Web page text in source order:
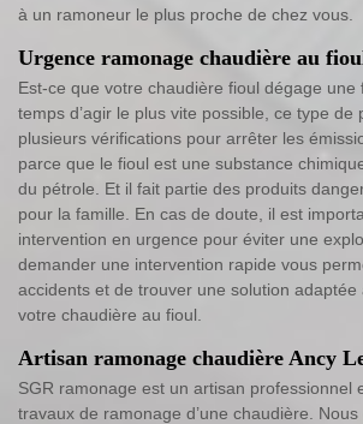
à un ramoneur le plus proche de chez vous.
Urgence ramonage chaudière au
Est-ce que votre chaudière fioul dégage une
temps d’agir le plus vite possible, ce type de
plusieurs vérifications pour arrêter les
parce que le fioul est une substance
du pétrole. Et il fait partie des produits
pour la famille. En cas de doute, il est
intervention en urgence pour éviter une
demander une intervention rapide vous
accidents et de trouver une solution adaptée
votre chaudière au fioul.
Artisan ramonage chaudière Ancy
SGR ramonage est un artisan professionnel
travaux de ramonage d’une chaudière.